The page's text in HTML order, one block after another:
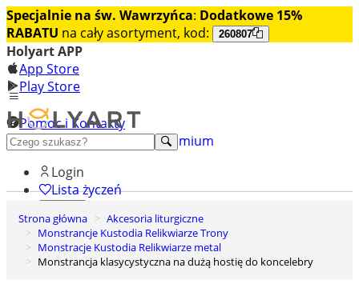
Specjalnie na św. Wawrzyńca: Dodatkowe 15%
RABATU na cały asortyment, kod: 260807
Holyart APP
App Store
Play Store
Pomoc i Kontakty
+48 222 922 860
Odkryj premium
Login
Lista życzeń
0
Koszyk
Strona główna
Akcesoria liturgiczne
Monstrancje Kustodia Relikwiarze Trony
Monstracje Kustodia Relikwiarze metal
Monstrancja klasycystyczna na dużą hostię do koncelebry